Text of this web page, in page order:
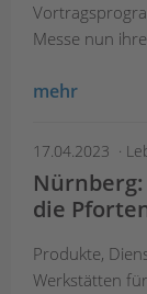
Messe nun
mehr
17.04.2023
die
Produkte,
Werkstätten